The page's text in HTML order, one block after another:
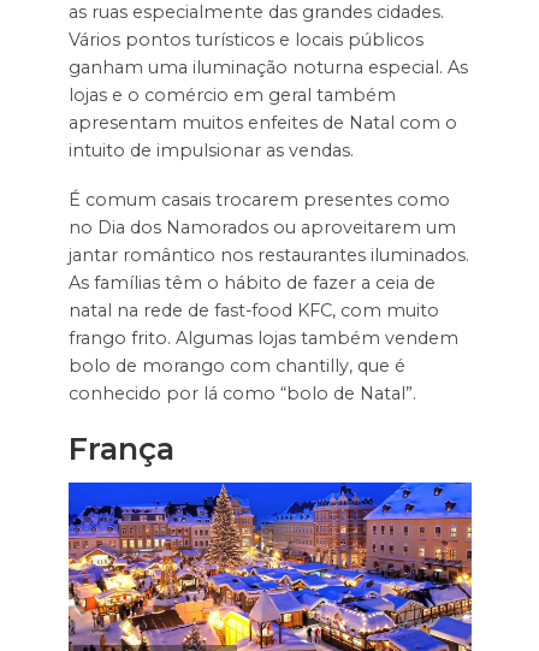
as ruas especialmente das grandes cidades.
Vários pontos turísticos e locais públicos
ganham uma iluminação noturna especial. As
lojas e o comércio em geral também
apresentam muitos enfeites de Natal com o
intuito de impulsionar as vendas.
É comum casais trocarem presentes como
no Dia dos Namorados ou aproveitarem um
jantar romântico nos restaurantes iluminados.
As famílias têm o hábito de fazer a ceia de
natal na rede de fast-food KFC, com muito
frango frito. Algumas lojas também vendem
bolo de morango com chantilly, que é
conhecido por lá como “bolo de Natal”.
França